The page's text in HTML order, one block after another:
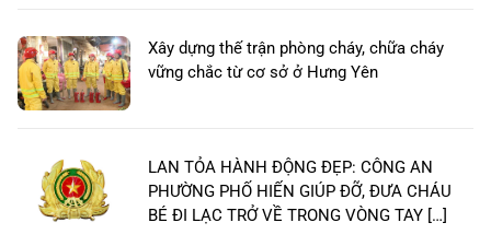
Xây dựng thế trận phòng cháy, chữa cháy
vững chắc từ cơ sở ở Hưng Yên
LAN TỎA HÀNH ĐỘNG ĐẸP: CÔNG AN
PHƯỜNG PHỐ HIẾN GIÚP ĐỠ, ĐƯA CHÁU
BÉ ĐI LẠC TRỞ VỀ TRONG VÒNG TAY […]